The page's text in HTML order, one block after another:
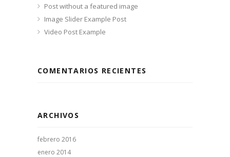
Post without a featured image
Image Slider Example Post
Video Post Example
COMENTARIOS RECIENTES
ARCHIVOS
febrero 2016
enero 2014